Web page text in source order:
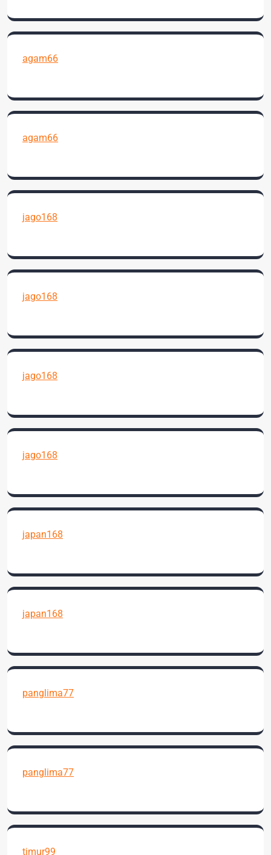
agam66
agam66
jago168
jago168
jago168
jago168
japan168
japan168
panglima77
panglima77
timur99